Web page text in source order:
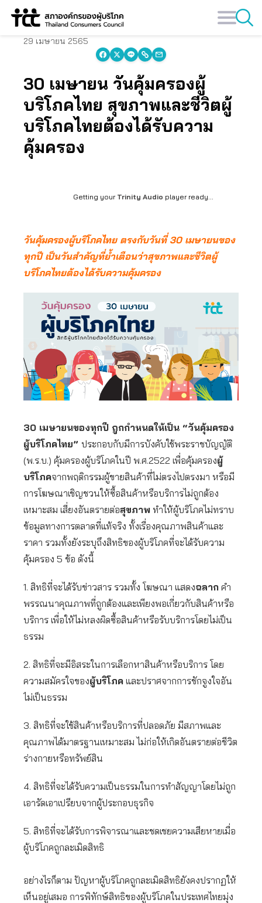
Skip
29 เมษายน 2565
30 เมษายน วันคุ้มครองผู้
บริโภคไทย สุขภาพและชีวิตผู้
บริโภคไทยต้องได้รับความ
คุ้มครอง
Getting your Trinity Audio player ready...
วันคุ้มครองผู้บริโภคไทย ตรงกับวันที่ 30 เมษายนของ
ทุกปี เป็นวันสำคัญที่ย้ำเตือนว่าสุขภาพและชีวิตผู้
บริโภคไทยต้องได้รับความคุ้มครอง
30 เมษายนของทุกปี ถูกกำหนดให้เป็น “วันคุ้มครอง
ผู้บริโภคไทย” ประกอบกับมีการบังคับใช้พระราชบัญญัติ
(พ.ร.บ.) คุ้มครองผู้บริโภคในปี พ.ศ.2522 เพื่อคุ้มครองผู้
บริโภคจากพฤติกรรมผู้ขายสินค้าที่ไม่ตรงไปตรงมา หรือมี
การโฆษณาเชิญชวนให้ซื้อสินค้าหรือบริการไม่ถูกต้อง
เหมาะสม เสี่ยงอันตรายต่อสุขภาพ ทำให้ผู้บริโภคไม่ทราบ
ข้อมูลทางการตลาดที่แท้จริง ทั้งเรื่องคุณภาพสินค้าและ
ราคา รวมทั้งยังระบุถึงสิทธิของผู้บริโภคที่จะได้รับความ
คุ้มครอง 5 ข้อ ดังนี้
1. สิทธิที่จะได้รับข่าวสาร รวมทั้ง โฆษณา แสดงฉลาก คำ
พรรณนาคุณภาพที่ถูกต้องและเพียงพอเกี่ยวกับสินค้าหรือ
บริการ เพื่อให้ไม่หลงผิดซื้อสินค้าหรือรับบริการโดยไม่เป็น
ธรรม
2. สิทธิที่จะมีอิสระในการเลือกหาสินค้าหรือบริการ โดย
ความสมัครใจของผู้บริโภค และปราศจากการชักจูงใจอัน
ไม่เป็นธรรม
3. สิทธิที่จะใช้สินค้าหรือบริการที่ปลอดภัย มีสภาพและ
คุณภาพได้มาตรฐานเหมาะสม ไม่ก่อให้เกิดอันตรายต่อชีวิต
ร่างกายหรือทรัพย์สิน
4. สิทธิที่จะได้รับความเป็นธรรมในการทำสัญญาโดยไม่ถูก
เอารัดเอาเปรียบจากผู้ประกอบธุรกิจ
5. สิทธิที่จะได้รับการพิจารณาและชดเชยความเสียหายเมื่อ
ผู้บริโภคถูกละเมิดสิทธิ
อย่างไรก็ตาม ปัญหาผู้บริโภคถูกละเมิดสิทธิยังคงปรากฏให้
เห็นอยู่เสมอ การพิทักษ์สิทธิของผู้บริโภคในประเทศไทยมุ่ง